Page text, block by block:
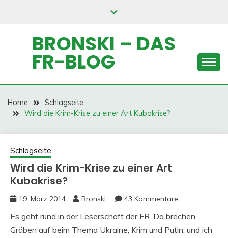
BRONSKI – DAS
FR-BLOG
Home
Schlagseite
Wird die Krim-Krise zu einer Art Kubakrise?
Schlagseite
Wird die Krim-Krise zu einer Art
Kubakrise?
19. März 2014 Bronski 43 Kommentare
Es geht rund in der Leserschaft der FR. Da brechen
Gräben auf beim Thema Ukraine, Krim und Putin, und ich